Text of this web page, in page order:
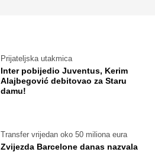
Prijateljska utakmica
Inter pobijedio Juventus, Kerim
Alajbegović debitovao za Staru
damu!
Transfer vrijedan oko 50 miliona eura
Zvijezda Barcelone danas nazvala